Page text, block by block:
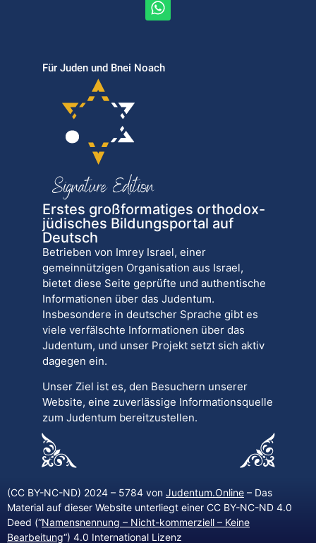
Für Juden und Bnei Noach
Erstes großformatiges orthodox-
jüdisches Bildungsportal auf
Deutsch
Betrieben von Imrey Israel, einer
gemeinnützigen Organisation aus Israel,
bietet diese Seite geprüfte und authentische
Informationen über das Judentum.
Insbesondere in deutscher Sprache gibt es
viele verfälschte Informationen über das
Judentum, und unser Projekt setzt sich aktiv
dagegen ein.
Unser Ziel ist es, den Besuchern unserer
Website, eine zuverlässige Informationsquelle
zum Judentum bereitzustellen.
(CC BY-NC-ND) 2024 – 5784 von Judentum.Online – Das
Material auf dieser Website unterliegt einer CC BY-NC-ND 4.0
Deed (“Namensnennung – Nicht-kommerziell – Keine
Bearbeitung“) 4.0 International Lizenz